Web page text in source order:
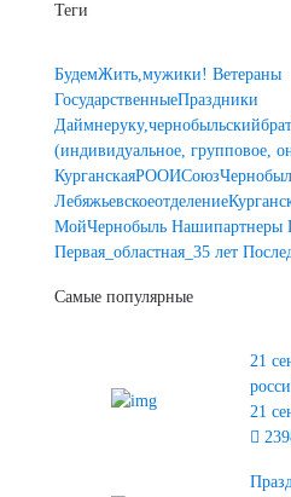
Теги
БудемЖить,мужики! Ветераны
ГосударственныеПраздники
(индивидуальное, групповое,
МойЧернобыль Нашипартнеры
Первая_областная_35 лет
Самые популярные
21
21